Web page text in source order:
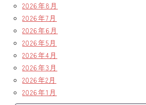
2026年8月
2026年7月
2026年6月
2026年5月
2026年4月
2026年3月
2026年2月
2026年1月